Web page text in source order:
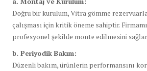
Doğru bir kurulum, Vitra gömme
çalışması için kritik öneme sahiptir.
profesyonel şekilde monte edilmesini
b. Periyodik Bakım:
Düzenli bakım, ürünlerin performansını